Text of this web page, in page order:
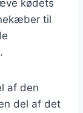
kødets
til
af den
del af det